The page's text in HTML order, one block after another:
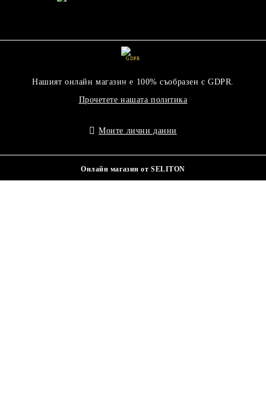
GDPR
Нашият онлайн магазин е 100% съобразен с GDPR.
Прочетете нашата политика
Моите лични данни
Онлайн магазин от SELITON